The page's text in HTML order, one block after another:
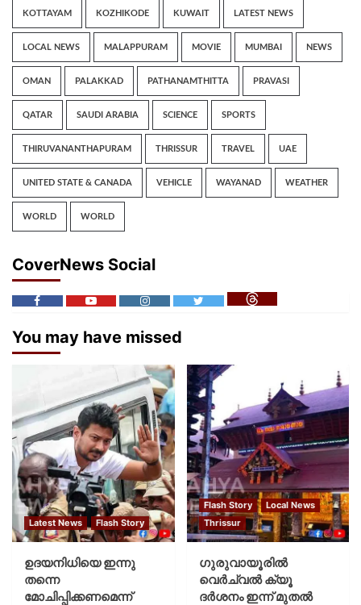
KOTTAYAM KOZHIKODE KUWAIT LATEST NEWS
LOCAL NEWS MALAPPURAM MOVIE MUMBAI NEWS
OMAN PALAKKAD PATHANAMTHITTA PRAVASI
QATAR SAUDI ARABIA SCIENCE SPORTS
THIRUVANANTHAPURAM THRISSUR TRAVEL UAE
UNITED STATE & CANADA VEHICLE WAYANAD WEATHER
WORLD WORLD
CoverNews Social
You may have missed
Latest News Flash Story
ഉദയനിധിയെ ഇന്നു
തന്നെ
മോചിപ്പിക്കണമെന്ന്
Flash Story
Local News
Thrissur
ഗുരുവായൂരില്‍
വെര്‍ച്വല്‍ ക്യൂ
ദര്‍ശനം ഇന്ന് മുതല്‍